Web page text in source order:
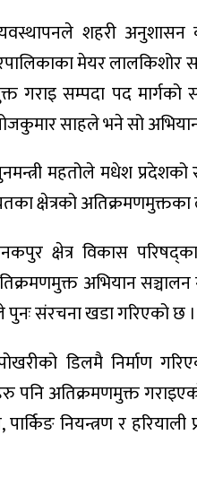
शहरी अनुशासन
मेयर लालकिशोर
गराइ सम्पदा पद
साहले भने सो
महतोले मधेश
क्षेत्रको अतिक्रमणमुक्तका
क्षेत्र विकास
अभियान
पुनः संरचना खडा गरिएको छ ।
डिलमै निर्माण
पनि अतिक्रमणमुक्त
नियन्त्रण र